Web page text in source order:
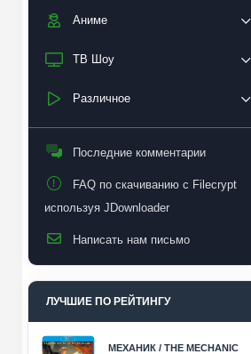
Аниме
ТВ Шоу
Различное
Последние комментарии
FAQ по скачиванию с Filecrypt
используя JDownloader
Написать нам письмо
ЛУЧШИЕ ПО РЕЙТИНГУ
МЕХАНИК / THE MECHANIC